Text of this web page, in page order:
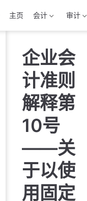
主页 会计 审计
企业会
计准则
解释第
10号
——关
于以使
用固定